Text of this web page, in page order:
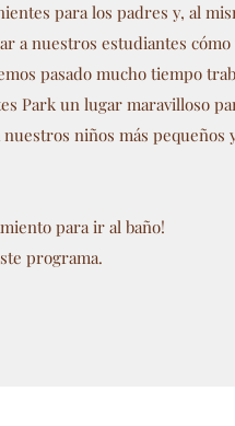
para los padres y, al
a nuestros estudiantes
pasado mucho tiempo
Park un lugar maravilloso
niños más pequeños
para ir al baño!
programa.